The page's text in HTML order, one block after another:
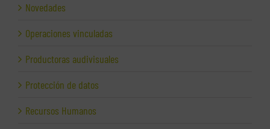
Novedades
Operaciones vinculadas
Productoras audivisuales
Protección de datos
Recursos Humanos